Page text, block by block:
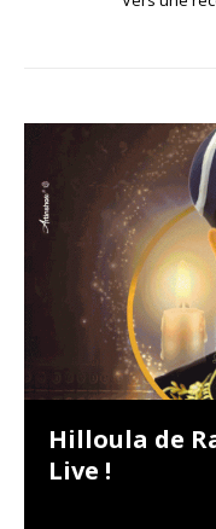
Hilloula de
Live !